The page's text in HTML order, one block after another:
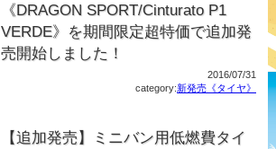
《DRAGON SPORT/Cinturato P1
VERDE》を期間限定超特価で追加発
売開始しました！
2016/07/31
category:新発売《タイヤ》
【追加発売】ミニバン用低燃費タイ